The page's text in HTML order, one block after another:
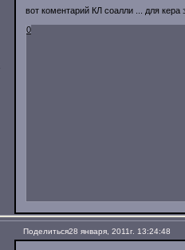
вот коментарий КЛ соалли ... для
0
Поделиться28 января, 2011г. 13:24:48